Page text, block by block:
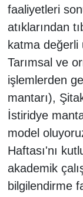
faaliyetleri
atıklarından
katma
Tarımsal ve
işlemlerden
mantarı),
İstiridye
model
Haftası'nı
akademik
bilgilendirme